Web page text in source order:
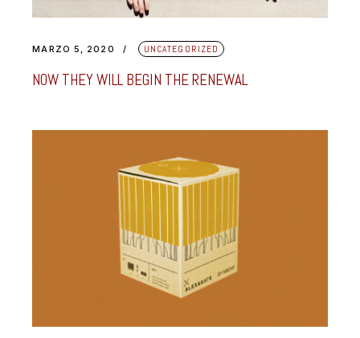
MARZO 5, 2020 UNCATEGORIZED
NOW THEY WILL BEGIN THE RENEWAL